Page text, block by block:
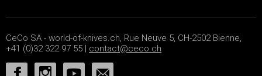
CeCo SA - world-of-knives.ch, Rue Neuve 5, CH-2502 Bienne,
+41 (0)32 322 97 55 | contact@ceco.ch